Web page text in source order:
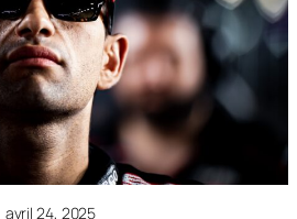
avril 24, 2025